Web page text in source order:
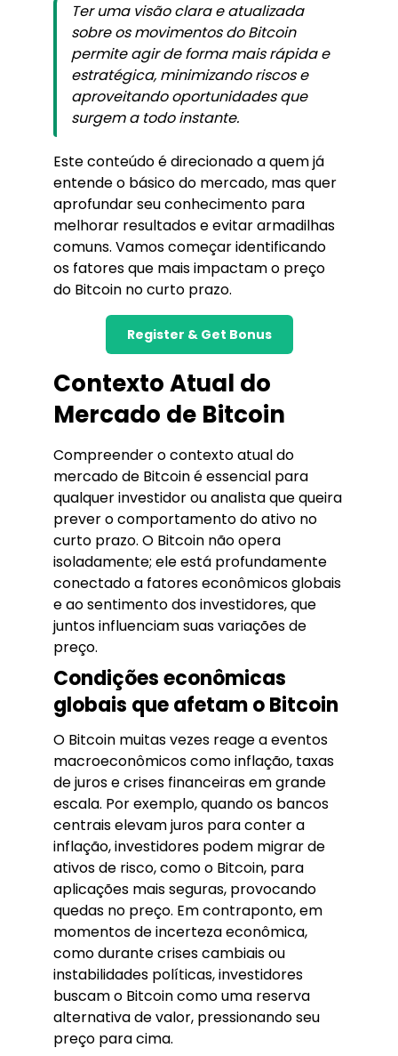
Ter uma visão clara e atualizada
sobre os movimentos do Bitcoin
permite agir de forma mais rápida e
estratégica, minimizando riscos e
aproveitando oportunidades que
surgem a todo instante.
Este conteúdo é direcionado a quem já
entende o básico do mercado, mas quer
aprofundar seu conhecimento para
melhorar resultados e evitar armadilhas
comuns. Vamos começar identificando
os fatores que mais impactam o preço
do Bitcoin no curto prazo.
Register & Get Bonus
Contexto Atual do
Mercado de Bitcoin
Compreender o contexto atual do
mercado de Bitcoin é essencial para
qualquer investidor ou analista que queira
prever o comportamento do ativo no
curto prazo. O Bitcoin não opera
isoladamente; ele está profundamente
conectado a fatores econômicos globais
e ao sentimento dos investidores, que
juntos influenciam suas variações de
preço.
Condições econômicas
globais que afetam o Bitcoin
O Bitcoin muitas vezes reage a eventos
macroeconômicos como inflação, taxas
de juros e crises financeiras em grande
escala. Por exemplo, quando os bancos
centrais elevam juros para conter a
inflação, investidores podem migrar de
ativos de risco, como o Bitcoin, para
aplicações mais seguras, provocando
quedas no preço. Em contraponto, em
momentos de incerteza econômica,
como durante crises cambiais ou
instabilidades políticas, investidores
buscam o Bitcoin como uma reserva
alternativa de valor, pressionando seu
preço para cima.